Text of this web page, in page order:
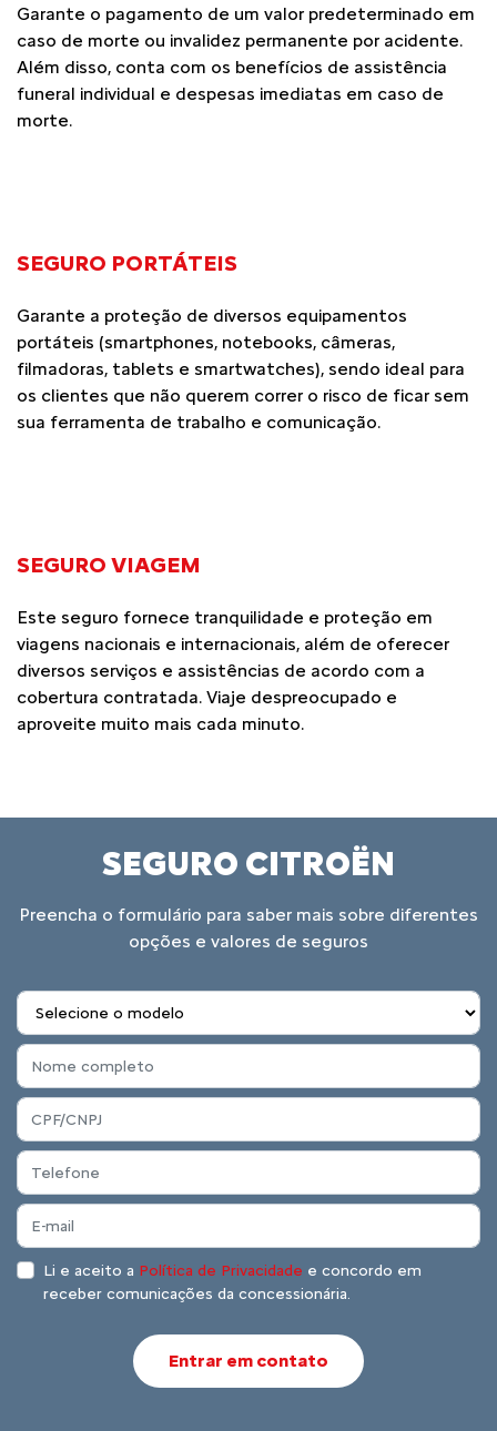
Garante o pagamento de um valor predeterminado em
caso de morte ou invalidez permanente por acidente.
Além disso, conta com os benefícios de assistência
funeral individual e despesas imediatas em caso de
morte.
SEGURO PORTÁTEIS
Garante a proteção de diversos equipamentos
portáteis (smartphones, notebooks, câmeras,
filmadoras, tablets e smartwatches), sendo ideal para
os clientes que não querem correr o risco de ficar sem
sua ferramenta de trabalho e comunicação.
SEGURO VIAGEM
Este seguro fornece tranquilidade e proteção em
viagens nacionais e internacionais, além de oferecer
diversos serviços e assistências de acordo com a
cobertura contratada. Viaje despreocupado e
aproveite muito mais cada minuto.
SEGURO CITROËN
Preencha o formulário para saber mais sobre diferentes
opções e valores de seguros
Li e aceito a Política de Privacidade e concordo em
receber comunicações da concessionária.
Entrar em contato